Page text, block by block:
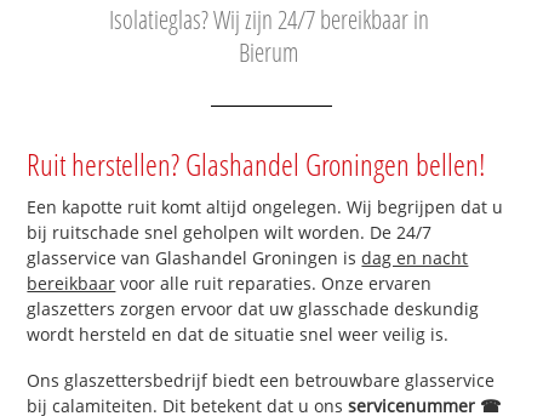
Isolatieglas? Wij zijn 24/7 bereikbaar in
Bierum
Ruit herstellen? Glashandel Groningen bellen!
Een kapotte ruit komt altijd ongelegen. Wij begrijpen dat u
bij ruitschade snel geholpen wilt worden. De 24/7
glasservice van Glashandel Groningen isdag en nacht
bereikbaar voor alle ruit reparaties. Onze ervaren
glaszetters zorgen ervoor dat uw glasschade deskundig
wordt hersteld en dat de situatie snel weer veilig is.
Ons glaszettersbedrijf biedt een betrouwbare glasservice
bij calamiteiten. Dit betekent dat u onsservicenummer ☎